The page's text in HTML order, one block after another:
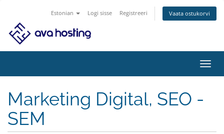
Estonian Logi sisse Registreeri Vaata ostukorvi
Marketing Digital, SEO -
SEM